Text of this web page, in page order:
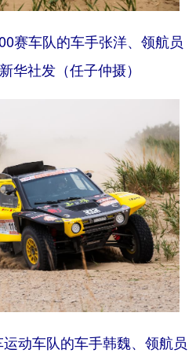
赛车队的车手张洋、领航员
新华社发（任子仲摄）
动车队的车手韩魏、领航员